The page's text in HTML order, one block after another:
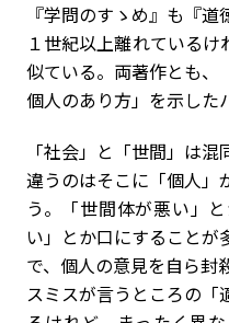
『学問のすゝめ』も『
１世紀以上離れている
似ている。両著作とも、
個人のあり方」を示した
「社会」と「世間」は
違うのはそこに「個人」
う。「世間体が悪い」
い」とか口にすることが
で、個人の意見を自ら封
スミスが言うところの「